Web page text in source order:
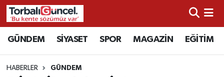
GÜNDEM SİYASET SPOR MAGAZİN EĞİTİM
HABERLER GÜNDEM
İzmir Nöbetçi Eczaneler
İzmir Hava Durumu